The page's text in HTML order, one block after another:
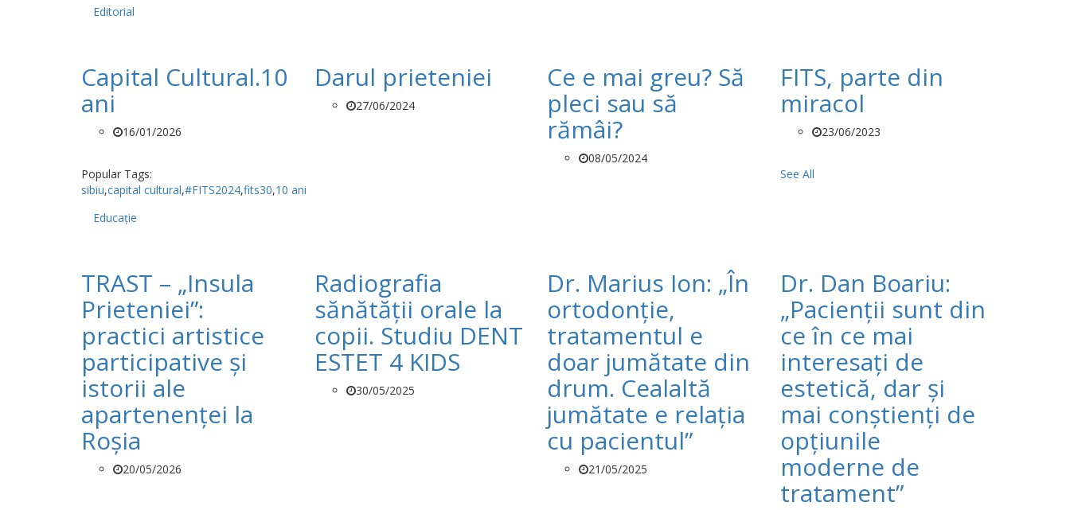
Editorial
Capital Cultural.10
ani
16/01/2026
Darul prieteniei
27/06/2024
Ce e mai greu? Să
pleci sau să
rămâi?
08/05/2024
FITS, parte din
miracol
23/06/2023
Popular Tags:
sibiu,capital cultural,#FITS2024,fits30,10 ani
See All
Educație
TRAST – „Insula
Prieteniei”:
practici artistice
participative și
istorii ale
apartenenței la
Roșia
20/05/2026
Radiografia
sănătății orale la
copii. Studiu DENT
ESTET 4 KIDS
30/05/2025
Dr. Marius Ion: „În
ortodonție,
tratamentul e
doar jumătate din
drum. Cealaltă
jumătate e relația
cu pacientul”
21/05/2025
Dr. Dan Boariu:
„Pacienții sunt din
ce în ce mai
interesați de
estetică, dar și
mai conștienți de
opțiunile
moderne de
tratament”